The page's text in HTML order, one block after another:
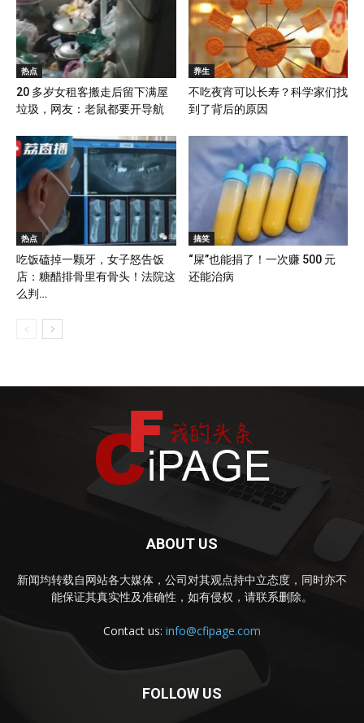
热点
20 多岁女租客搬走后留下满屋
垃圾，网友：老鼠都要开导航
养生
不吃夜宵可以长寿？科学家们找
到了背后的原因
热点
吃饭磕掉一颗牙，女子怒告饭
店：糖醋排骨里有骨头！法院这
么判…
搞笑
“屎”也能捐了！一次赚 500 元
还能治病
ABOUT US
新闻均转载自网站各大媒体，公司对其观点持中立态度，同时亦不
能保证其真实性及准确性，如有侵权，请联系删除。
Contact us: info@cfipage.com
FOLLOW US